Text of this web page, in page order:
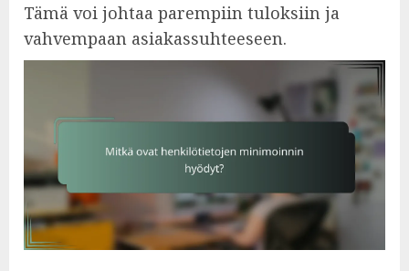
Tämä voi johtaa parempiin tuloksiin ja
vahvempaan asiakassuhteeseen.